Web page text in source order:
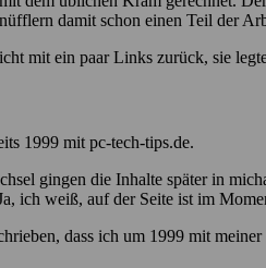
damit schon einen Teil der
mit ein paar Links zurück, sie
1999 mit pc-tech-tips.de.
gingen die Inhalte später in
ich weiß, auf der Seite ist im
dass ich um 1999 mit